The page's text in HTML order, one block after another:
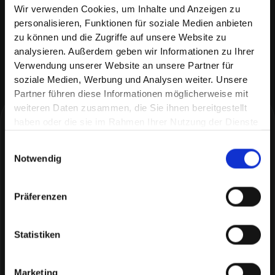
Wir verwenden Cookies, um Inhalte und Anzeigen zu
personalisieren, Funktionen für soziale Medien anbieten
zu können und die Zugriffe auf unsere Website zu
analysieren. Außerdem geben wir Informationen zu Ihrer
Verwendung unserer Website an unsere Partner für
soziale Medien, Werbung und Analysen weiter. Unsere
Partner führen diese Informationen möglicherweise mit
weiteren Daten zusammen, die Sie ihnen bereitgestellt
Notwendig
Präferenzen
Statistiken
Marketing
automatischen Gebots-Optimierung.
Weitere
entdecken